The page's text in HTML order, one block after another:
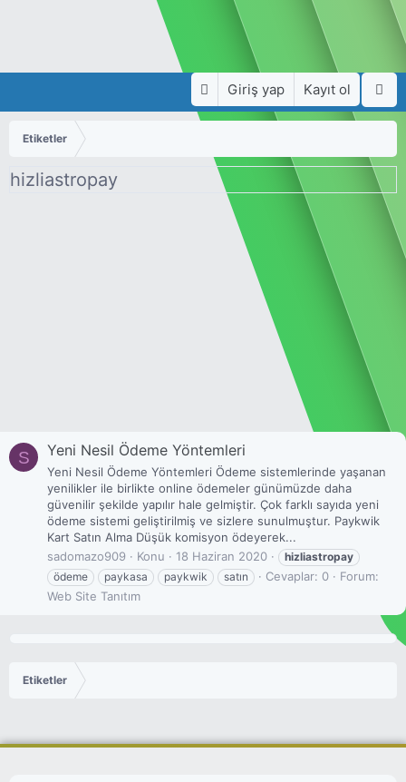
Giriş yap Kayıt ol
Etiketler
hizliastropay
S Yeni Nesil Ödeme Yöntemleri
Yeni Nesil Ödeme Yöntemleri Ödeme sistemlerinde yaşanan
yenilikler ile birlikte online ödemeler günümüzde daha
güvenilir şekilde yapılır hale gelmiştir. Çok farklı sayıda yeni
ödeme sistemi geliştirilmiş ve sizlere sunulmuştur. Paykwik
Kart Satın Alma Düşük komisyon ödeyerek...
sadomazo909
Konu 18 Haziran 2020
hizliastropay
ödeme
paykasa paykwik satın Cevaplar: 0
Forum:
Web Site Tanıtım
Etiketler